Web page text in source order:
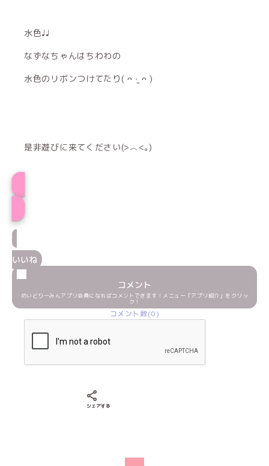
水色♩♩
なずなちゃんはちわわの
水色のリボンつけてたり( ᴖ ·̫ ᴖ )
是非遊びに来てください(>︿<｡)
いいね
コメント
めいどりーみんアプリ会員になればコメントできます！メニュー「アプリ紹介」をクリッ
ク！
コメント数(0)
シェアする